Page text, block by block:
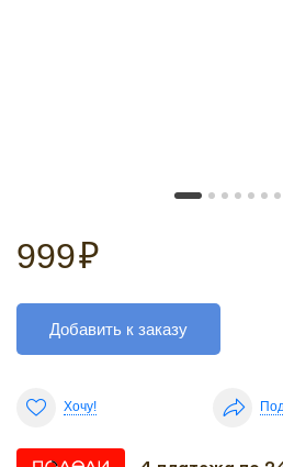
999₽
Добавить к заказу
Хочу!